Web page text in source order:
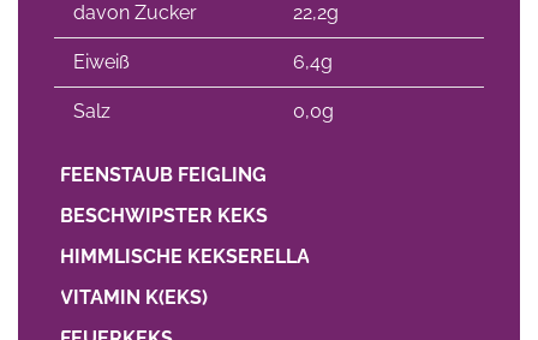
davon Zucker 22,2g
Eiweiß 6,4g
Salz 0,0g
FEENSTAUB FEIGLING
BESCHWIPSTER KEKS
HIMMLISCHE KEKSERELLA
VITAMIN K(EKS)